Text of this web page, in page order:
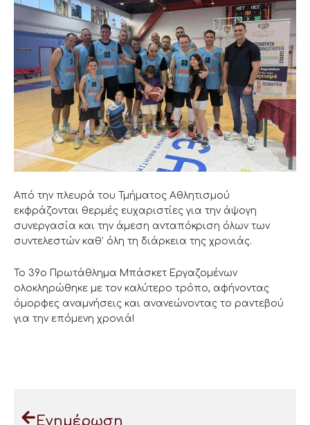
Από την πλευρά του Τμήματος Αθλητισμού
εκφράζονται θερμές ευχαριστίες για την άψογη
συνεργασία και την άμεση ανταπόκριση όλων των
συντελεστών καθ’ όλη τη διάρκεια της χρονιάς.
Το 39ο Πρωτάθλημα Μπάσκετ Εργαζομένων
ολοκληρώθηκε με τον καλύτερο τρόπο, αφήνοντας
όμορφες αναμνήσεις και ανανεώνοντας το ραντεβού
για την επόμενη χρονιά!
Ενημέρωση